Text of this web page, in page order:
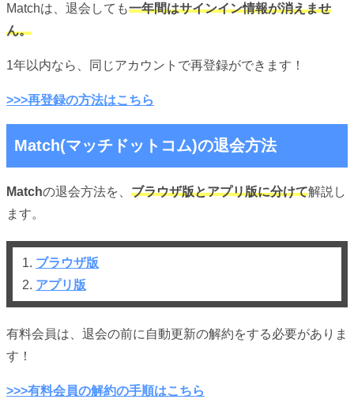
Matchは、退会しても一年間はサインイン情報が消えませ
ん。
1年以内なら、同じアカウントで再登録ができます！
>>>再登録の方法はこちら
Match(マッチドットコム)の退会方法
Matchの退会方法を、 ブラウザ版とアプリ版に分けて解説し
ます。
1. ブラウザ版
2. アプリ版
有料会員は、退会の前に自動更新の解約をする必要がありま
す！
>>>有料会員の解約の手順はこちら